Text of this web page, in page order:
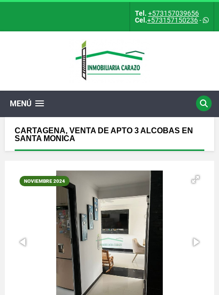
Tel. +573157039656
Cel.+573157150236-
MENÚ
CARTAGENA, VENTA DE APTO 3 ALCOBAS EN
SANTA MONICA
NOVIEMBRE 2024